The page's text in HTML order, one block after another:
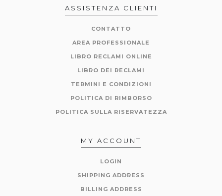
ASSISTENZA CLIENTI
CONTATTO
AREA PROFESSIONALE
LIBRO RECLAMI ONLINE
LIBRO DEI RECLAMI
TERMINI E CONDIZIONI
POLITICA DI RIMBORSO
POLITICA SULLA RISERVATEZZA
MY ACCOUNT
LOGIN
SHIPPING ADDRESS
BILLING ADDRESS